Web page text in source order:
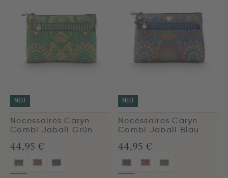
NEU
Necessaires Caryn
Combi Jabali Grün
44,95 €
NEU
Necessaires Caryn
Combi Jabali Blau
44,95 €